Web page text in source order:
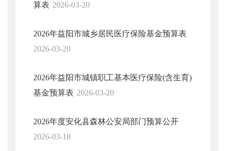
算表 2026-03-20
2026年益阳市城乡居民医疗保险基金预算表
2026-03-20
2026年益阳市城镇职工基本医疗保险(含生育)
基金预算表 2026-03-20
2026年度安化县森林公安局部门预算公开
2026-03-18